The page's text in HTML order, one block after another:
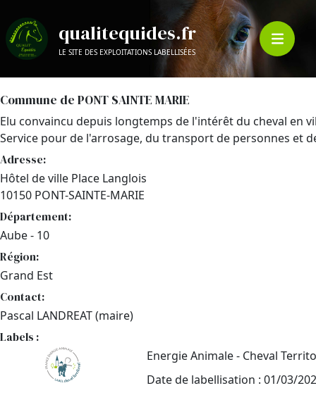
qualitequides.fr
LE SITE DES EXPLOITATIONS LABELLISÉES
Commune de PONT SAINTE MARIE
Elu convaincu depuis longtemps de l'intérêt du cheval en
Service pour de l'arrosage, du transport de personnes et
Adresse:
Hôtel de ville Place Langlois
10150 PONT-SAINTE-MARIE
Département:
Aube - 10
Région:
Grand Est
Contact:
Pascal LANDREAT (maire)
Labels :
Energie Animale - Cheval
Date de labellisation : 01/03/